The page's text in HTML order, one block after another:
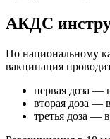
АКДС
По национальному
вакцинация
первая доза —
вторая доза —
третья доза —